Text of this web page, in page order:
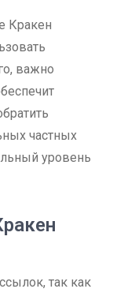
Кракен
важно
частных
уровень
так как